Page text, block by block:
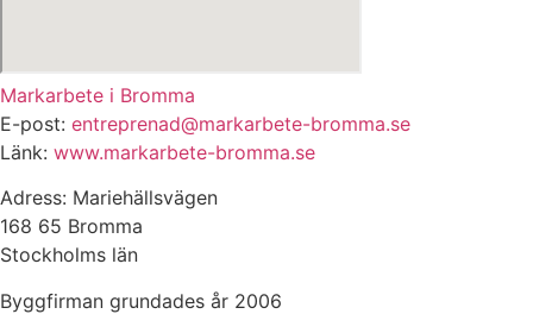
Markarbete i Bromma
E-post: entreprenad@markarbete-bromma.se
Länk: www.markarbete-bromma.se
Adress: Mariehällsvägen
168 65 Bromma
Stockholms län
Byggfirman grundades år 2006